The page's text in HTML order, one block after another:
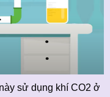
sử dụng khí CO2 ở